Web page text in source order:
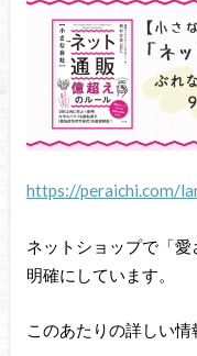
https://peraichi.com/
ネットショップで「
明確にしています。
このあたりの詳しい情